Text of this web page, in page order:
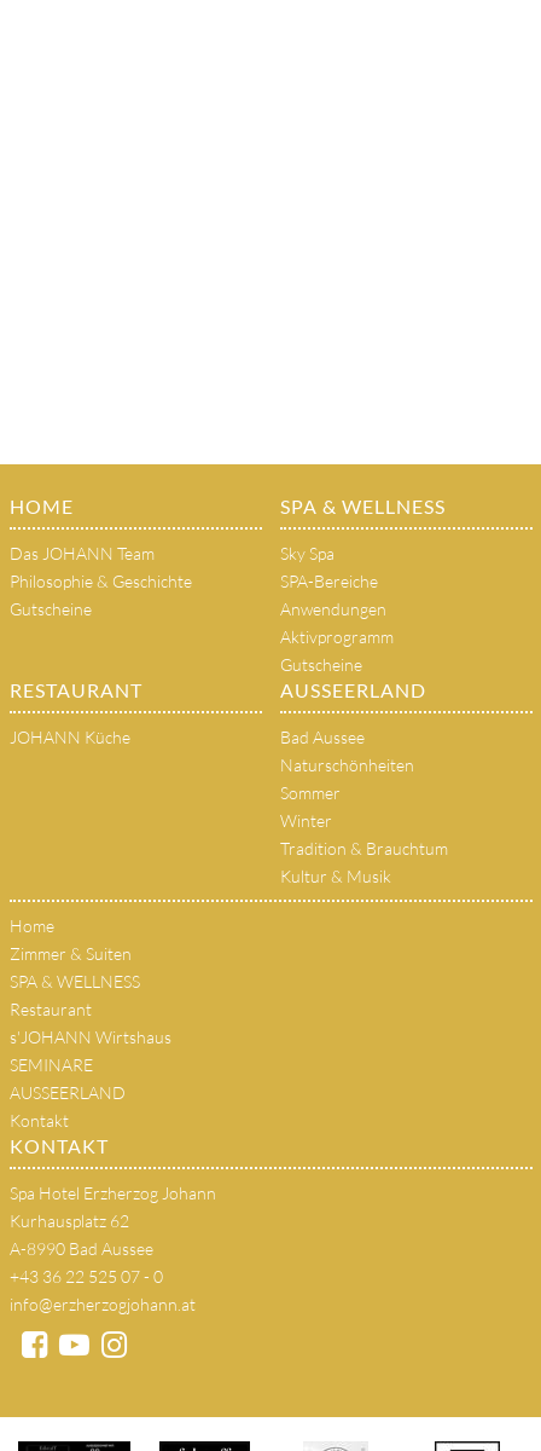
HOME
Das JOHANN Team
Philosophie & Geschichte
Gutscheine
SPA & WELLNESS
Sky Spa
SPA-Bereiche
Anwendungen
Aktivprogramm
Gutscheine
RESTAURANT
JOHANN Küche
AUSSEERLAND
Bad Aussee
Naturschönheiten
Sommer
Winter
Tradition & Brauchtum
Kultur & Musik
Home
Zimmer & Suiten
SPA & WELLNESS
Restaurant
s'JOHANN Wirtshaus
SEMINARE
AUSSEERLAND
Kontakt
KONTAKT
Spa Hotel Erzherzog Johann
Kurhausplatz 62
A-8990 Bad Aussee
+43 36 22 525 07 - 0
info@erzherzogjohann.at